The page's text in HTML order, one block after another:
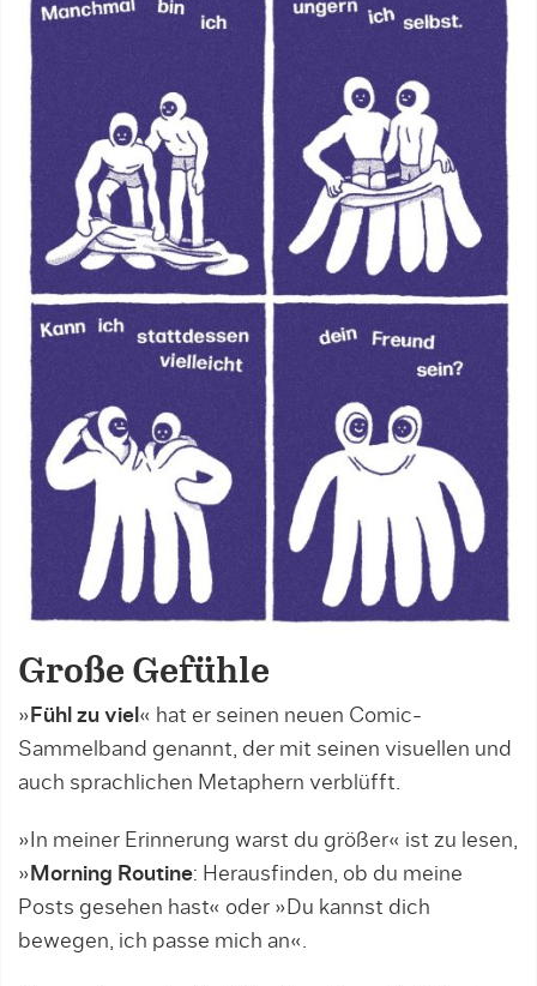
Große Gefühle
» Fühl zu viel « hat er seinen neuen Comic-
Sammelband genannt, der mit seinen visuellen und
auch sprachlichen Metaphern verblüfft.
»In meiner Erinnerung warst du größer« ist zu lesen,
» Morning Routine: Herausfinden, ob du meine
Posts gesehen hast« oder »Du kannst dich
bewegen, ich passe mich an«.